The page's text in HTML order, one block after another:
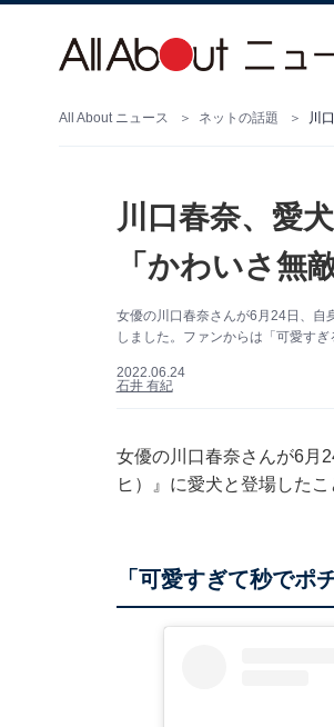
All About ニュース ネットの話題 川
川口春奈、愛
「かわいさ無
女優の川口春奈さんが6月24日、自
しました。ファンからは「可愛す
2022.06.24
石井 有紀
女優の川口春奈さんが6月
ヒ）』に愛犬と登場したこ
「可愛すぎて秒でポ